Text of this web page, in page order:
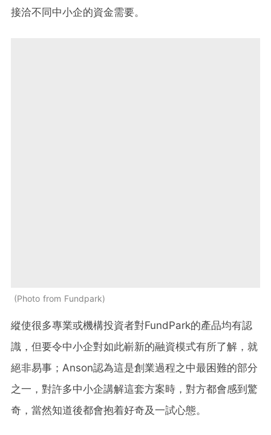
接洽不同中小企的資金需要。
Photo from Fundpark
縱使很多專業或機構投資者對FundPark的產品均有認
識，但要令中小企對如此嶄新的融資模式有所了解，就
絕非易事；Anson認為這是創業過程之中最困難的部分
之一，對許多中小企講解這套方案時，對方都會感到驚
奇，當然知道後都會抱着好奇及一試心態。